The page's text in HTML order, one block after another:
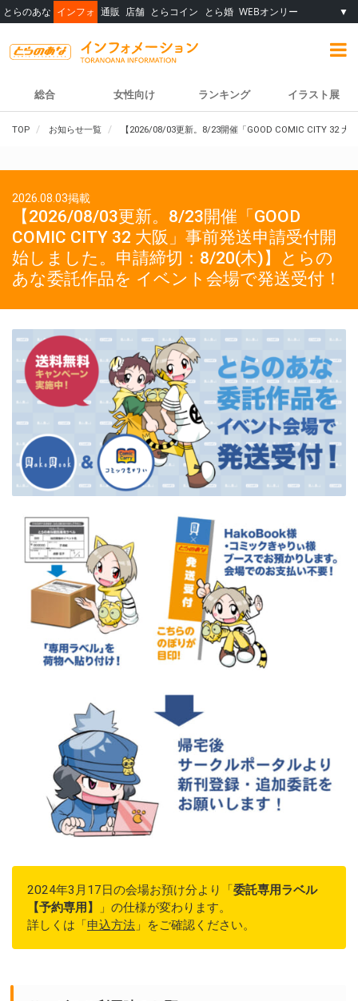
とらのあな インフォ 通販 店舗 とらコイン とら婚 WEBオンリー ▼
総合 女性向け ランキング イラスト展
TOP お知らせ一覧 【2026/08/03更新。8/23開催「GOOD COMIC CITY 32
2026.08.03掲載
【2026/08/03更新。8/23開催「GOOD
COMIC CITY 32 大阪」事前発送申請受付開
始しました。申請締切：8/20(木)】とらの
あな委託作品を イベント会場で発送受付！
2024年3月17日の会場お預け分より「委託専用ラベル
【予約専用】
」の仕様が変わります。
詳しくは「申込方法 」をご確認ください。